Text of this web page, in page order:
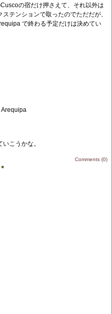
の宿だけ押さえて、それ以外は
テンションで取ったのでただだが、
で終わる予定だけは決めてい
Arequipa
こうかな。
Comments (0)